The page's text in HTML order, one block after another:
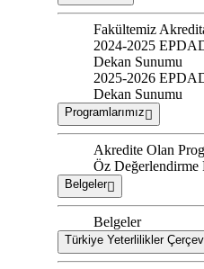
Fakültemiz
2024-2025
Dekan Sunumu
2025-2026
Dekan Sunumu
Programlarımız
Akredite Olan
Öz Değerlendirme
Belgeler
Belgeler
Türkiye Yeterlilikler